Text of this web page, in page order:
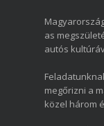
as
autós
megőrizni a
közel három